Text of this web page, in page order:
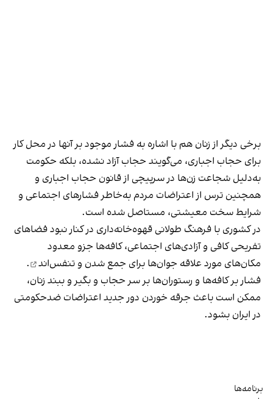
برخی دیگر از زنان هم با اشاره به فشار موجود بر آنها در محل کار
برای حجاب اجباری، می‌گویند حجاب آزاد نشده، بلکه حکومت
به‌دلیل شجاعت زن‌ها در سرپیچی از قانون حجاب اجباری و
همچنین ترس از اعتراضات مردم به‌خاطر فشارهای اجتماعی و
شرایط سخت معیشتی، مستاصل شده است.
در کشوری با فرهنگ طولانی قهوه‌‌خانه‌داری در کنار نبود فضاهای
تفریحی کافی و آزادی‌های اجتماعی، کافه‌ها جزو معدود
مکان‌های مورد علاقه جوان‌ها برای جمع شدن و تنفس‌اند
.
فشار بر کافه‌ها و رستوران‌ها بر سر حجاب و بگیر و ببند زنان،
ممکن است باعث جرقه خوردن دور جدید اعتراضات ضدحکومتی
در ایران بشود.
برنامه‌ها